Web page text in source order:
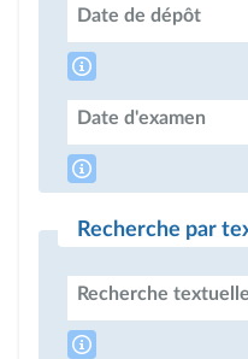
Date de dépôt
Date d'examen
Recherche par
Recherche textuelle